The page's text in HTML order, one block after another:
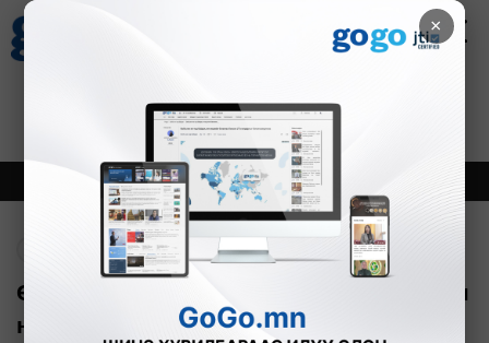
×
Зурхай
8.06
Онцлох Шинэ
Өвөлжилт хүндэрсэн аймгуудад улсын
нөөцөөс өвс, тэжээл хүргүүлнэ